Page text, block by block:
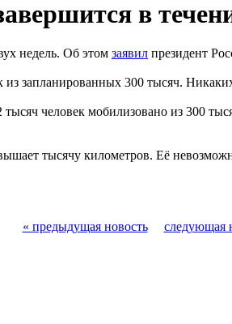
в
недель. Об этом заявил президент
запланированных 300 тысяч.
человек мобилизовано из 300
тысячу километров. Её
« предыдущая новость следующая